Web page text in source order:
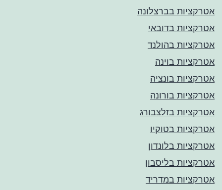
אטרקציות בברצלונה
אטרקציות בדובאי
אטרקציות בהולנד
אטרקציות בוינה
אטרקציות בונציה
אטרקציות בורונה
אטרקציות בזלצבורג
אטרקציות בטוקיו
אטרקציות בלונדון
אטרקציות בליסבון
אטרקציות במדריד